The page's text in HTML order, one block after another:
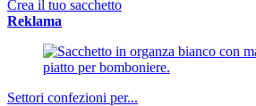
Crea il tuo sacchetto
Reklama
Settori confezioni per...